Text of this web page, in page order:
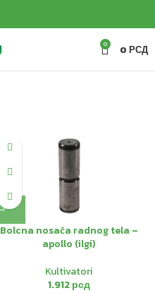
0 0 РСД
Bolcna nosača radnog tela –
apollo (ilgi)
Kultivatori
1.912рсд